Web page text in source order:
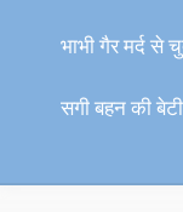
भाभी गैर मर्द से
सगी बहन की